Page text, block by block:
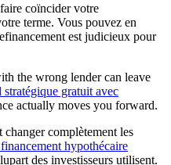
coïncider votre
terme. Vous pouvez en
est judicieux pour
the wrong lender can leave
stratégique gratuit avec
actually moves you forward.
complètement les
hypothécaire
des investisseurs utilisent.